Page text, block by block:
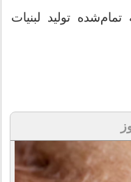
تولید لبنیات